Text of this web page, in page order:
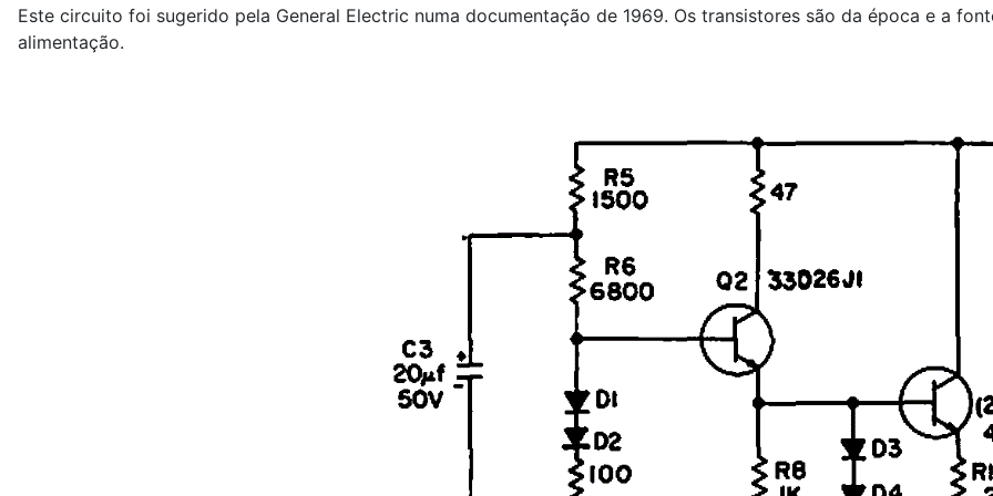
Este circuito foi sugerido pela General Electric numa documentação de 1969. Os transistores são da época e a
alimentação.